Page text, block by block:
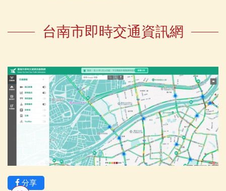
台南市即時交通資訊網
分享